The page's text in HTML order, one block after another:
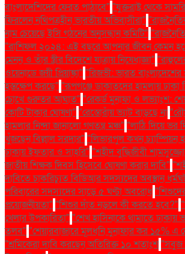
বাংলাদেশিদের ফেরত পাঠাবে" "যুক্তরাষ্ট্র থেকে
ফিরলেন নথিপত্রহীন ভারতীয় অভিবাসীরা"
নাম চেয়েছে ইসি গঠনের অনুসন্ধান কমিটি"
"রাশিফল ২০২৪: এই বছরে আপনার জীবন কেমন
মেনন ও তাঁর স্ত্রীর বিদেশে যাত্রায় নিষেধাজ্ঞা"
ওয়েনাডে জয়ী প্রিয়াঙ্কা" "রিজভী: ভারত বাংলাদেশের
হস্তক্ষেপ করছে" "রূপগঞ্জে ডাকাতদের হামলায় ঢাকা
চোখে গুরুতর আঘাত" "রেকর্ড মুনাফা ও লভ্যাংশ:
কোটি টাকার ঘোষণা" "রেস্তোরাঁয় ভ্যাট বাড়ছে না
হামলার নিন্দা জানালো গণতন্ত্র মঞ্চ" "লাঠি দিয়ে ভর
খুঁজছেন বিল্লাল সরদার" "লিভারপুল কখন চ্যাম্পিয়ন
ঢাকায় ইফতার ও সাহ্‌রি" "শহীদ বুদ্ধিজীবী
জাতীয় শিক্ষক দিবস হিসেবে ঘোষণা করার দাবি"
দাবিতে চাকরিচ্যুত বিডিআর সদস্যদের অবস্থান
পরিবারের সদস্যদের সাড়ে ৫ ঘণ্টা অবরোধ
প্রয়োজনীয়তা" "শিশুর দাঁত নড়লে কী করতে হবে?"
খেলার উপকারিতা" "শেখ হাসিনাকে থামাতে ঢাকায়
তলব" "শেয়ারবাজারে মূলধনি মুনাফার কর ১৫% এ
"শ্রমিকেরা দাবি করছেন অতিরিক্ত ১০ শতাংশ"সবুজ